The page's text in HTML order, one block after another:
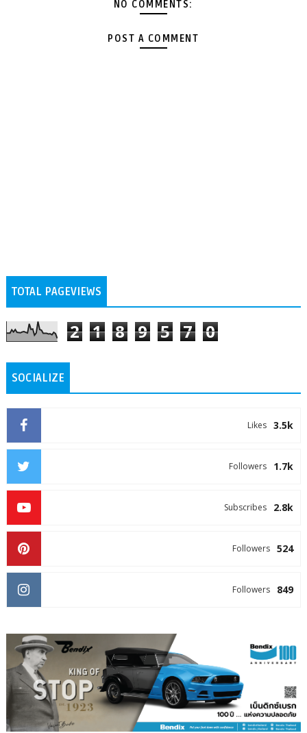
NO COMMENTS:
POST A COMMENT
TOTAL PAGEVIEWS
2 1 8 9 5 7 0
SOCIALIZE
3.5k
Likes
1.7k
Followers
2.8k
Subscribes
524
Followers
849
Followers